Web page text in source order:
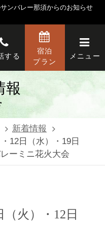
ンバレー那須からのお知らせ
する
宿泊
プラン
メニュー
報
新着情報
12日（水）・19日
ーミニ花火大会
（火）・12日